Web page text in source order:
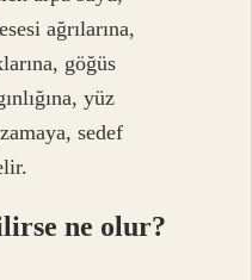
ağrılarına,
göğüs
yüz
sedef
ne olur?